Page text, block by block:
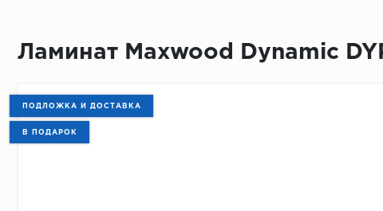
Ламинат Maxwood Dynamic
ПОДЛОЖКА И ДОСТАВКА
В ПОДАРОК